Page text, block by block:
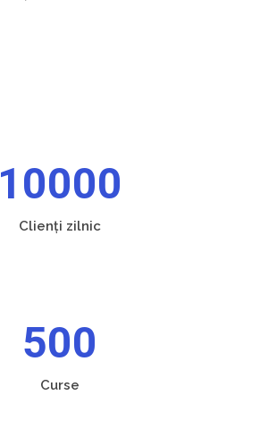
10000
Clienți zilnic
500
Curse